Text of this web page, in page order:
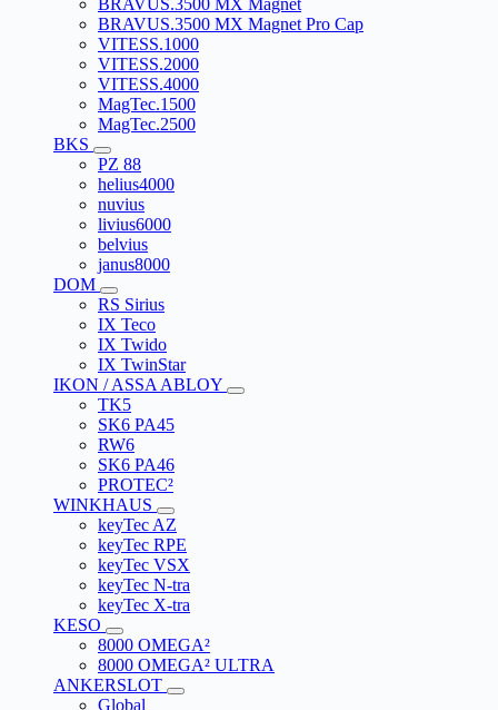
BRAVUS.3500 MX Magnet
BRAVUS.3500 MX Magnet Pro Cap
VITESS.1000
VITESS.2000
VITESS.4000
MagTec.1500
MagTec.2500
BKS
PZ 88
helius4000
nuvius
livius6000
belvius
janus8000
DOM
RS Sirius
IX Teco
IX Twido
IX TwinStar
IKON / ASSA ABLOY
TK5
SK6 PA45
RW6
SK6 PA46
PROTEC²
WINKHAUS
keyTec AZ
keyTec RPE
keyTec VSX
keyTec N-tra
keyTec X-tra
KESO
8000 OMEGA²
8000 OMEGA² ULTRA
ANKERSLOT
Global